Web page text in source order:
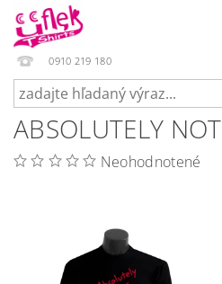
0910 219 180
ABSOLUTELY NOT
Neohodnotené